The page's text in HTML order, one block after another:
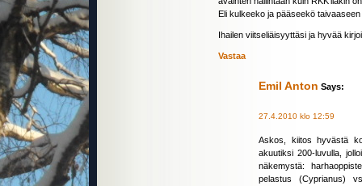
Eli kulkeeko ja pääseekö
Ihailen viitseliäisyyttäsi ja hyvää
Vastaa
Emil Anton Says:
27.4.2010 klo 12:59
Askos, kiitos hyvästä
akuutiksi 200-luvulla,
näkemystä:
pelastus (Cyprianus)